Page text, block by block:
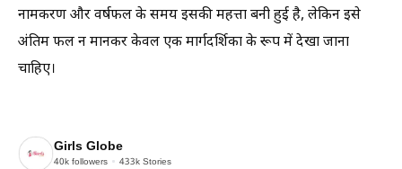
नामकरण और वर्षफल के समय इसकी महत्ता बनी हुई है, लेकिन इसे
अंतिम फल न मानकर केवल एक मार्गदर्शिका के रूप में देखा जाना
चाहिए।
Girls Globe
40k followers 433k Stories